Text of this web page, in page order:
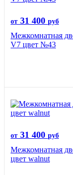
от 31 400 руб
Межкомнатная
V7 цвет №43
от 31 400 руб
Межкомнатная
цвет walnut